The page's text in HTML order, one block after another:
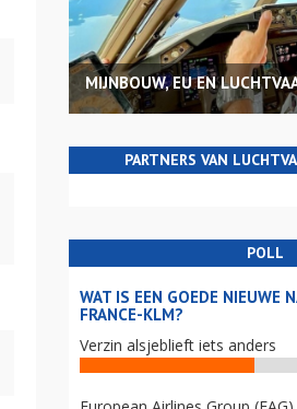
MIJNBOUW, EU EN
PARTNERS VAN
POLL
WAT IS EEN GOEDE NIEUWE
FRANCE-KLM?
Verzin alsjeblieft iets anders